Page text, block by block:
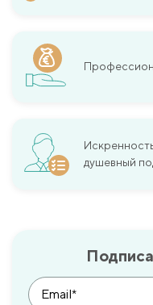
душевный